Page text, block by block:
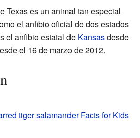
Texas es un animal tan especial
el anfibio oficial de dos estados
el anfibio estatal de Kansasdesde
el 16 de marzo de 2012.
tiger salamander Facts for Kids